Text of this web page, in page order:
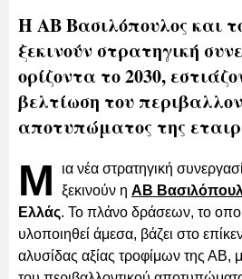
Η ΑΒ Βασιλόπουλος και
ξεκινούν στρατηγική
ορίζοντα το 2030,
βελτίωση του
αποτυπώματος της
Μ
ια νέα στρατηγική
ξεκινούν η ΑΒ
Ελλάς. Το πλάνο δράσεων, το
υλοποιηθεί άμεσα, βάζει στο
αλυσίδας αξίας τροφίμων της ΑΒ,